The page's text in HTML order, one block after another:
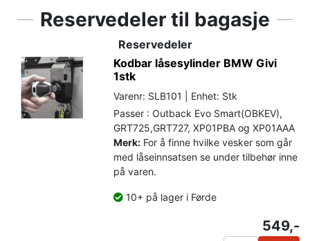
Reservedeler til bagasje
Reservedeler
Kodbar låsesylinder BMW Givi
1stk
Varenr: SLB101 | Enhet: Stk
Passer : Outback Evo Smart(OBKEV),
GRT725,GRT727, XP01PBA og XP01AAA
Merk: For å finne hvilke vesker som går
med låseinnsatsen se under tilbehør inne
på varen.
10+ på lager i Førde
549,-